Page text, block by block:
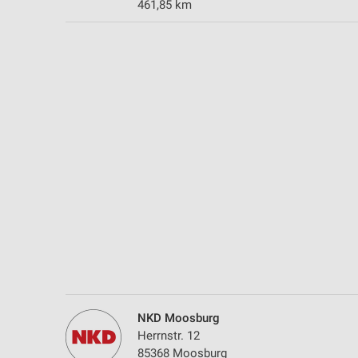
461,85 km
NKD Moosburg
Herrnstr. 12
85368 Moosburg
Messung der Performance von Inhalten
Funktional